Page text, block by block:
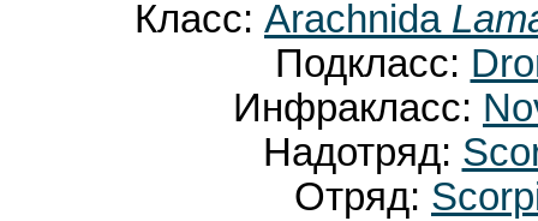
Класс: Arachnida
Подкласс:
Инфракласс:
Надотряд:
Отряд: